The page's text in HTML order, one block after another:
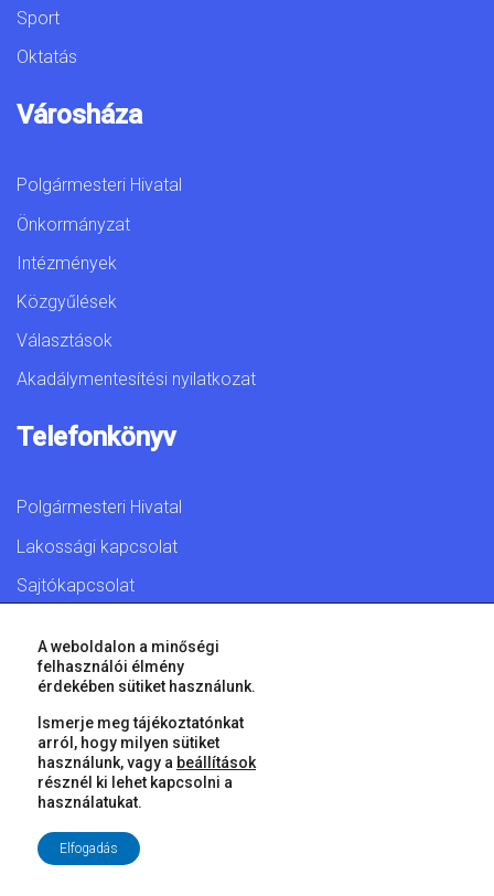
Sport
Oktatás
Városháza
Polgármesteri Hivatal
Önkormányzat
Intézmények
Közgyűlések
Választások
Akadálymentesítési nyilatkozat
Telefonkönyv
Polgármesteri Hivatal
Lakossági kapcsolat
Sajtókapcsolat
© 2026 Győr Megyei Jogú Város • Minden jog fenntartva!
A weboldalon a minőségi
felhasználói élmény
érdekében sütiket használunk.
Ismerje meg tájékoztatónkat
arról, hogy milyen sütiket
használunk, vagy a beállítások
résznél ki lehet kapcsolni a
használatukat.
Elfogadás